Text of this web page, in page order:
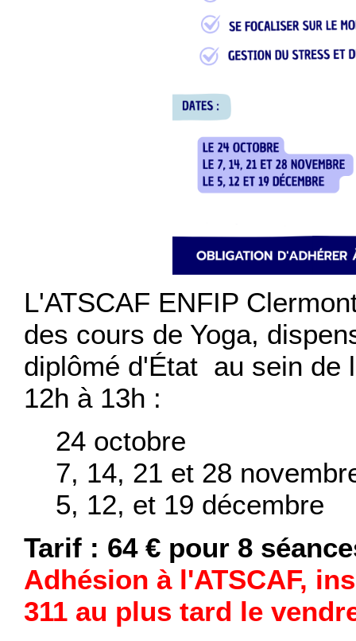
L'ATSCAF ENFIP
des cours de Yoga,
diplômé d'État au sein de
12h à 13h :
24 octobre
7, 14, 21 et 28
5, 12, et 19 décembre
Tarif : 64 € pour 8
Adhésion à l'ATSCAF,
311 au plus tard le